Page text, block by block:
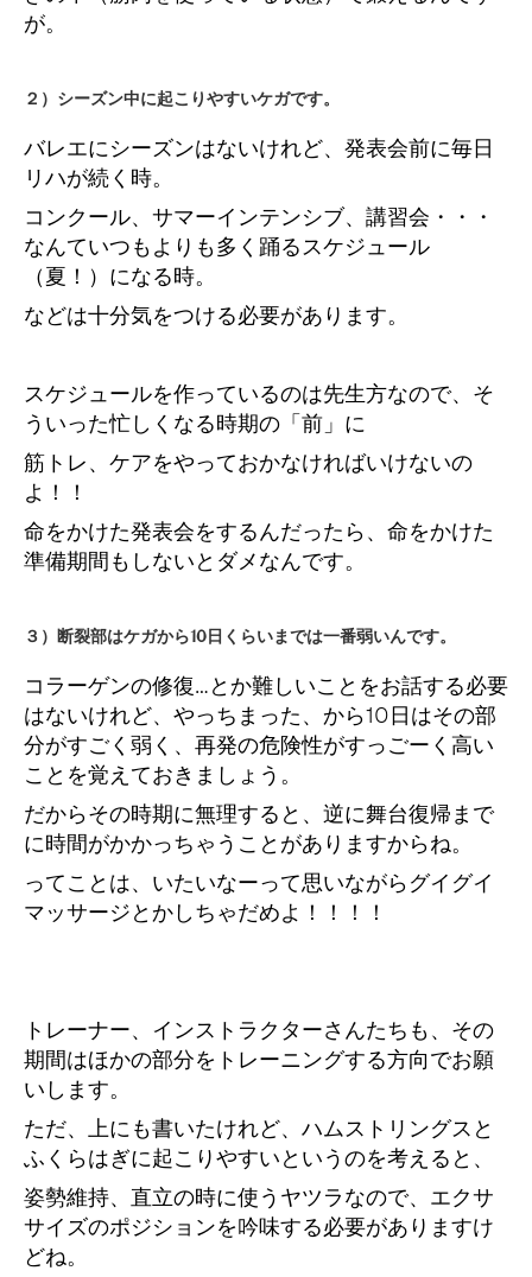
が。
２）シーズン中に起こりやすいケガです。
バレエにシーズンはないけれど、発表会前に毎日
リハが続く時。
コンクール、サマーインテンシブ、講習会・・・
なんていつもよりも多く踊るスケジュール
（夏！）になる時。
などは十分気をつける必要があります。
スケジュールを作っているのは先生方なので、そ
ういった忙しくなる時期の「前」に
筋トレ、ケアをやっておかなければいけないの
よ！！
命をかけた発表会をするんだったら、命をかけた
準備期間もしないとダメなんです。
３）断裂部はケガから10日くらいまでは一番弱いんです。
コラーゲンの修復…とか難しいことをお話する必要
はないけれど、やっちまった、から10日はその部
分がすごく弱く、再発の危険性がすっごーく高い
ことを覚えておきましょう。
だからその時期に無理すると、逆に舞台復帰まで
に時間がかかっちゃうことがありますからね。
ってことは、いたいなーって思いながらグイグイ
マッサージとかしちゃだめよ！！！！
トレーナー、インストラクターさんたちも、その
期間はほかの部分をトレーニングする方向でお願
いします。
ただ、上にも書いたけれど、ハムストリングスと
ふくらはぎに起こりやすいというのを考えると、
姿勢維持、直立の時に使うヤツラなので、エクサ
サイズのポジションを吟味する必要がありますけ
どね。